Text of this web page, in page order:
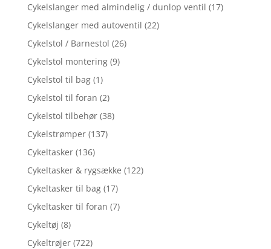
Cykelslanger med almindelig / dunlop ventil (17)
Cykelslanger med autoventil (22)
Cykelstol / Barnestol (26)
Cykelstol montering (9)
Cykelstol til bag (1)
Cykelstol til foran (2)
Cykelstol tilbehør (38)
Cykelstrømper (137)
Cykeltasker (136)
Cykeltasker & rygsække (122)
Cykeltasker til bag (17)
Cykeltasker til foran (7)
Cykeltøj (8)
Cykeltrøjer (722)